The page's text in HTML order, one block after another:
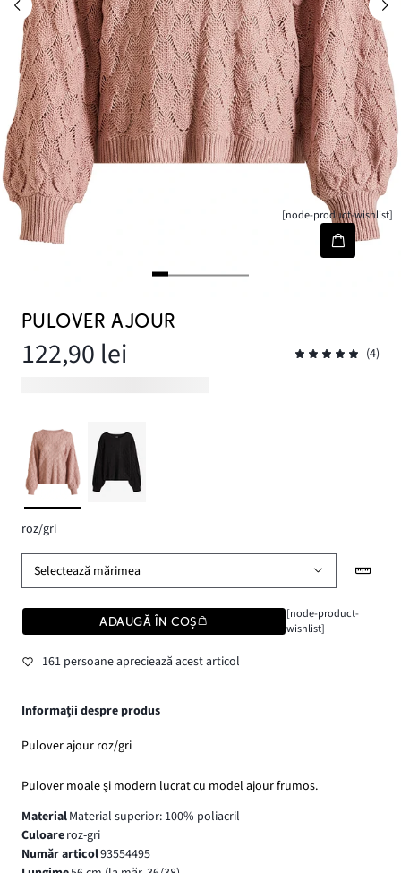
[node-product-wishlist]
PULOVER AJOUR
122,90 lei (4)
roz/gri
Selectează mărimea
ADAUGĂ ÎN COȘ
[node-product-
wishlist]
161 persoane apreciează acest articol
Informații despre produs
Pulover ajour roz/gri
Pulover moale şi modern lucrat cu model ajour frumos.
MaterialMaterial superior: 100% poliacril
Culoareroz-gri
Număr articol93554495